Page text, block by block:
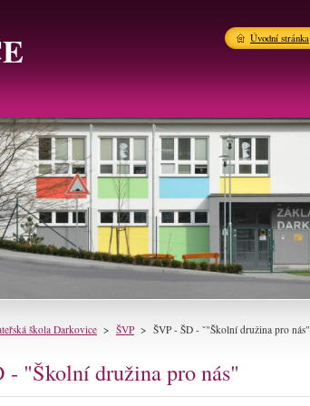
škola Darkovice > ŠVP > ŠVP - ŠD - ˇ"Školní družina pro nás"
- "Školní družina pro nás"
Úvodní stránka